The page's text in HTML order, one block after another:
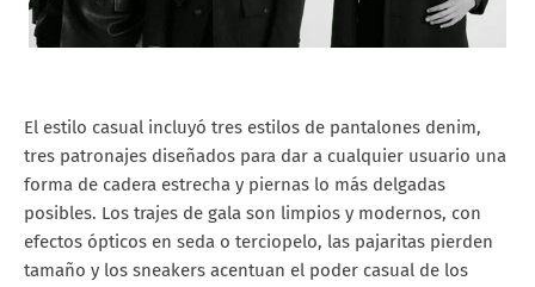
El estilo casual incluyó tres estilos de pantalones denim,
tres patronajes diseñados para dar a cualquier usuario una
forma de cadera estrecha y piernas lo más delgadas
posibles. Los trajes de gala son limpios y modernos, con
efectos ópticos en seda o terciopelo, las pajaritas pierden
tamaño y los sneakers acentuan el poder casual de los